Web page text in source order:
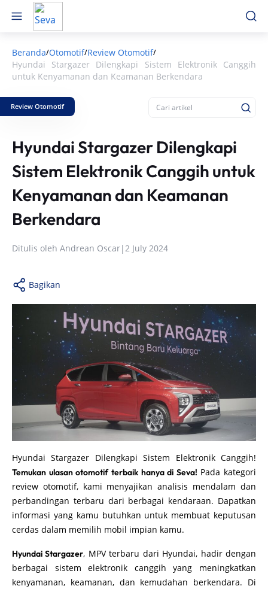
Beranda/Otomotif/Review Otomotif/
Hyundai Stargazer Dilengkapi Sistem Elektronik Canggih
untuk Kenyamanan dan Keamanan Berkendara
Review Otomotif
Hyundai Stargazer Dilengkapi
Sistem Elektronik Canggih untuk
Kenyamanan dan Keamanan
Berkendara
Ditulis oleh Andrean Oscar|2 July 2024
Bagikan
Hyundai Stargazer Dilengkapi Sistem Elektronik Canggih!
Temukan ulasan otomotif terbaik hanya di Seva! Pada kategori
review otomotif, kami menyajikan analisis mendalam dan
perbandingan terbaru dari berbagai kendaraan. Dapatkan
informasi yang kamu butuhkan untuk membuat keputusan
cerdas dalam memilih mobil impian kamu.
Hyundai Stargazer, MPV terbaru dari Hyundai, hadir dengan
berbagai sistem elektronik canggih yang meningkatkan
kenyamanan, keamanan, dan kemudahan berkendara. Di